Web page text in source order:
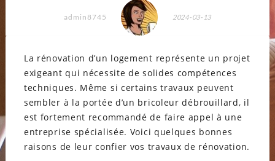
admin8745 2024-03-13
La rénovation d’un logement représente un projet
exigeant qui nécessite de solides compétences
techniques. Même si certains travaux peuvent
sembler à la portée d’un bricoleur débrouillard, il
est fortement recommandé de faire appel à une
entreprise spécialisée. Voici quelques bonnes
raisons de leur confier vos travaux de rénovation.